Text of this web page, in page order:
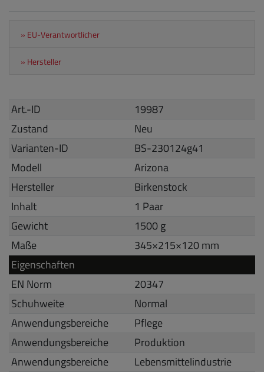
» EU-Verantwortlicher
» Hersteller
Art.-ID
19987
Zustand
Neu
Varianten-ID
BS-230124g41
Modell
Arizona
Hersteller
Birkenstock
Inhalt
1 Paar
Gewicht
1500 g
Maße
345×215×120mm
Eigenschaften
EN Norm
20347
Schuhweite
Normal
Anwendungsbereiche
Pflege
Anwendungsbereiche
Produktion
Anwendungsbereiche
Lebensmittelindustrie